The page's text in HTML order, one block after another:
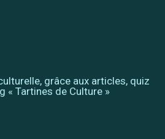
grâce aux articles, quiz
« Tartines de Culture »